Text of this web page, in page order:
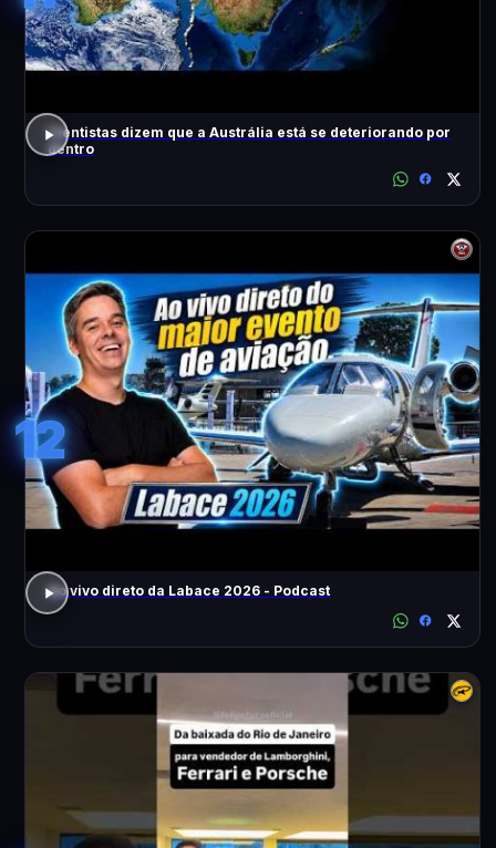
Cientistas dizem que a Austrália está se deteriorando por
dentro
12
Ao vivo direto da Labace 2026 - Podcast